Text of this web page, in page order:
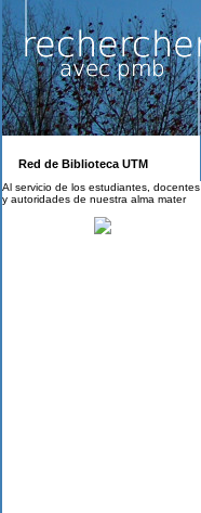
Red de Biblioteca UTM
Al servicio de los estudiantes, docentes
y autoridades de nuestra alma mater